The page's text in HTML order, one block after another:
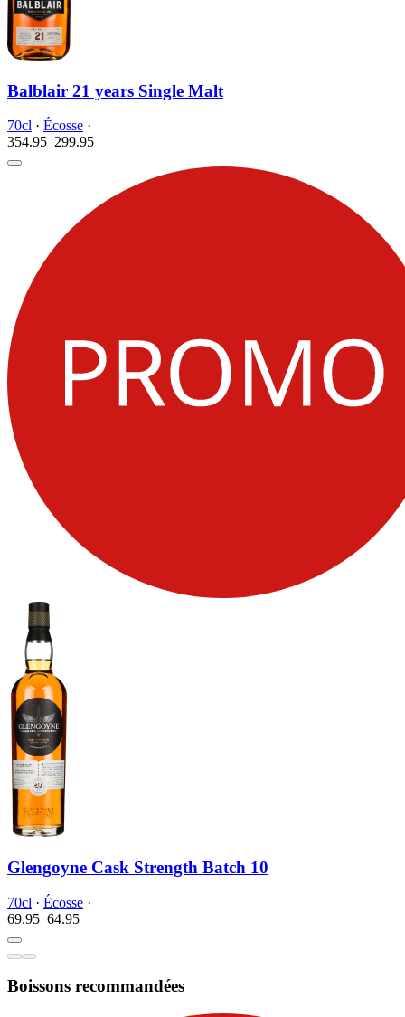
Balblair 21 years Single Malt
70cl · Écosse ·
354.95 299.95
Glengoyne Cask Strength Batch 10
70cl · Écosse ·
69.95 64.95
Boissons recommandées